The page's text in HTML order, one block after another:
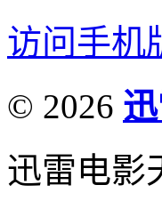
访问手机
© 2026
迅雷电